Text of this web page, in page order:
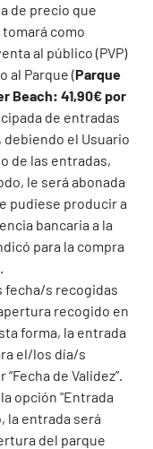
de precio que
como
al público (PVP)
al Parque (Parque
Beach: 41,90€ por
de entradas
debiendo el Usuario
de las entradas,
le será abonada
pudiese producir a
bancaria a la
para la compra
fecha/s recogidas
recogido en
forma, la entrada
el/los día/s
de Validez”.
opción "Entrada
la entrada será
del parque